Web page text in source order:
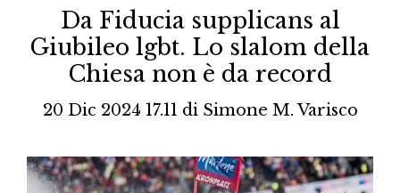
Da Fiducia supplicans al
Giubileo lgbt. Lo slalom della
Chiesa non è da record
20 Dic 2024 17.11 di Simone M. Varisco